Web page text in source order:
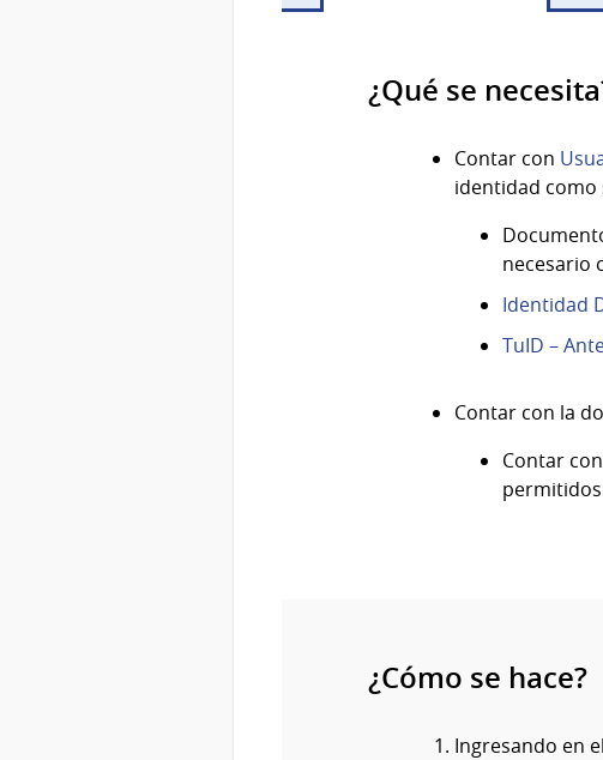
¿Qué se
Contar con
identidad como
necesario
Identidad
TuID –
Contar con la
Contar
¿Cómo se hace?
Ingresando en